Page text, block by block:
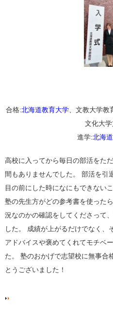
合格:北海道教育大学 、文教大学
文化大
進学:北海
高校に入ってから毎日の部活をた
間もありませんでした。 部活を引
目の前にした時になにもできない
塾の先生方がどの参考書を使った
況なのかの確認をしてくださって
した。 成績が上がるだけでなく、
アドバイスや褒めてくれてモチベ
た。 塾のおかげで志望校に無事合
とうございました！